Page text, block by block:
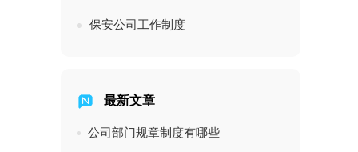
保安公司工作制度
最新文章
公司部门规章制度有哪些